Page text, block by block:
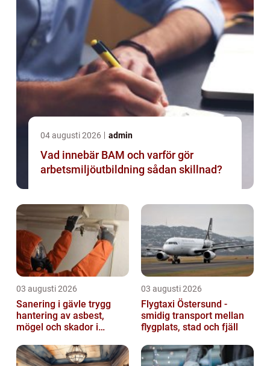
04 augusti 2026 admin
Vad innebär BAM och varför gör
arbetsmiljöutbildning sådan skillnad?
03 augusti 2026
Sanering i gävle trygg
hantering av asbest,
mögel och skador i
03 augusti 2026
Flygtaxi Östersund -
smidig transport mellan
flygplats, stad och fjäll